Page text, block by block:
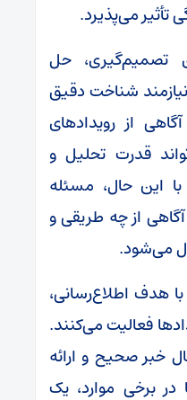
می‌پذیرد.
تصمیم‌گیری، حل
شناخت دقیق
از رویدادهای
قدرت تحلیل و
این حال، مسئله
از چه طریقی و
می‌شود.
هدف اطلاع‌رسانی،
فعالیت می‌کنند.
خبر صحیح و ارائه
برخی موارد، یک